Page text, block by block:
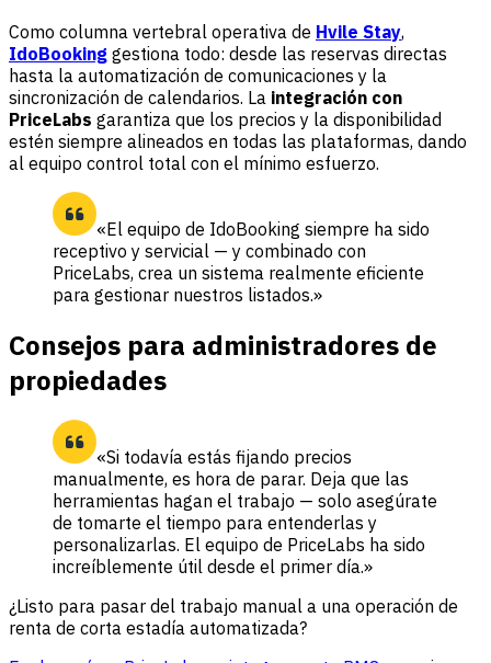
Como columna vertebral operativa de Hvile Stay,
IdoBooking gestiona todo: desde las reservas directas
hasta la automatización de comunicaciones y la
sincronización de calendarios. La integración con
PriceLabs garantiza que los precios y la disponibilidad
estén siempre alineados en todas las plataformas, dando
al equipo control total con el mínimo esfuerzo.
«El equipo de IdoBooking siempre ha sido
receptivo y servicial — y combinado con
PriceLabs, crea un sistema realmente eficiente
para gestionar nuestros listados.»
Consejos para administradores de
propiedades
«Si todavía estás fijando precios
manualmente, es hora de parar. Deja que las
herramientas hagan el trabajo — solo asegúrate
de tomarte el tiempo para entenderlas y
personalizarlas. El equipo de PriceLabs ha sido
increíblemente útil desde el primer día.»
¿Listo para pasar del trabajo manual a una operación de
renta de corta estadía automatizada?